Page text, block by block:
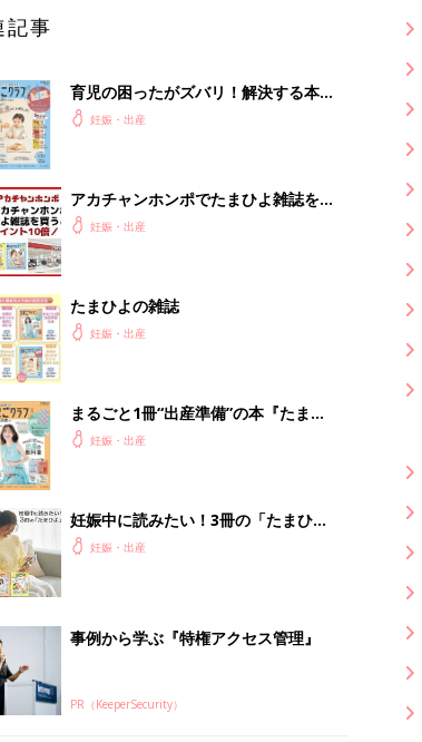
記事
育児の困ったがズバリ！解決する本
『ひよこクラブ 秋号』 4カ月～2才
妊娠・出産
アカチャンホンポでたまひよ雑誌を買
うとポイント10倍【期間限定】
妊娠・出産
たまひよの雑誌
妊娠・出産
まるごと1冊“出産準備”の本『たまご
クラブ 夏号』〈スペシャル大特集〉
妊娠・出産
妊娠中に読みたい！3冊の「たまひ
よ」妊娠・出産
事例から学ぶ『特権アクセス管理』
PR（KeeperSecurity）